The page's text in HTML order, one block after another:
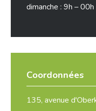
dimanche : 9h – 00h
Coordonnées
135, avenue